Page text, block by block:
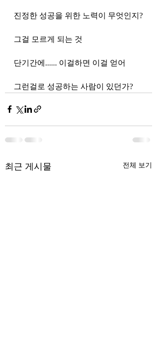
진정한 성공을 위한 노력이 무엇인지?
그걸 모르게 되는 것
단기간에...... 이걸하면 이걸 얻어
그런걸로 성공하는 사람이 있던가?
최근 게시물 전체 보기